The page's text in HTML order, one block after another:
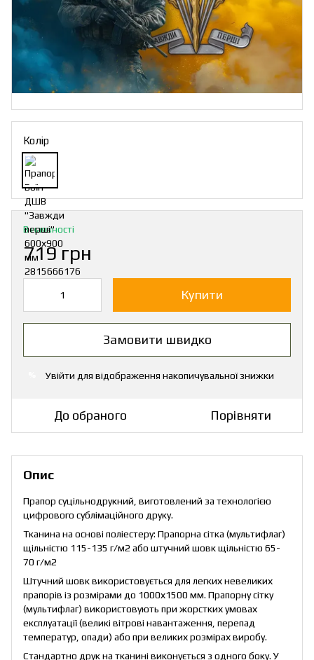
Колір
В наявності
719 грн
Купити
Замовити швидко
Увійти для відображення накопичувальної знижки
До обраного Порівняти
Опис
Прапор суцільнодрукний, виготовлений за технологією
цифрового сублімаційного друку.
Тканина на основі поліестеру: Прапорна сітка (мультифлаг)
щільністю 115-135 г/м2 або штучний шовк щільністю 65-
70 г/м2
Штучний шовк використовується для легких невеликих
прапорів із розмірами до 1000х1500 мм. Прапорну сітку
(мультифлаг) використовують при жорстких умовах
експлуатації (великі вітрові навантаження, перепад
температур, опади) або при великих розмірах виробу.
Стандартно друк на тканині виконується з одного боку. У